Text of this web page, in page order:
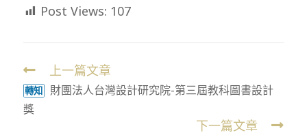
Post Views: 107
Read
more
articles
上一篇文章
轉知
財團法人台灣設計研究院-第三屆教科圖書設計
獎
下一篇文章